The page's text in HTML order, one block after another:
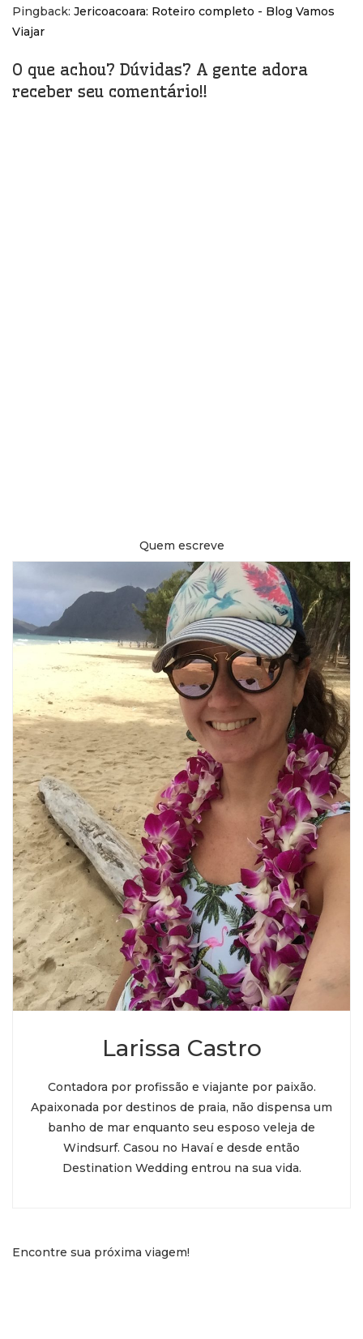
Pingback: Jericoacoara: Roteiro completo - Blog Vamos
Viajar
O que achou? Dúvidas? A gente adora
receber seu comentário!!
Quem escreve
Larissa Castro
Contadora por profissão e viajante por paixão.
Apaixonada por destinos de praia, não dispensa um
banho de mar enquanto seu esposo veleja de
Windsurf. Casou no Havaí e desde então
Destination Wedding entrou na sua vida.
Encontre sua próxima viagem!